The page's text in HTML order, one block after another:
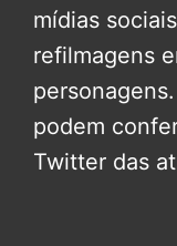
mídias
refilmagens
podem
Twitter das